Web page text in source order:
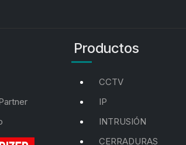
Productos
CCTV
IP
INTRUSIÓN
CERRADURAS